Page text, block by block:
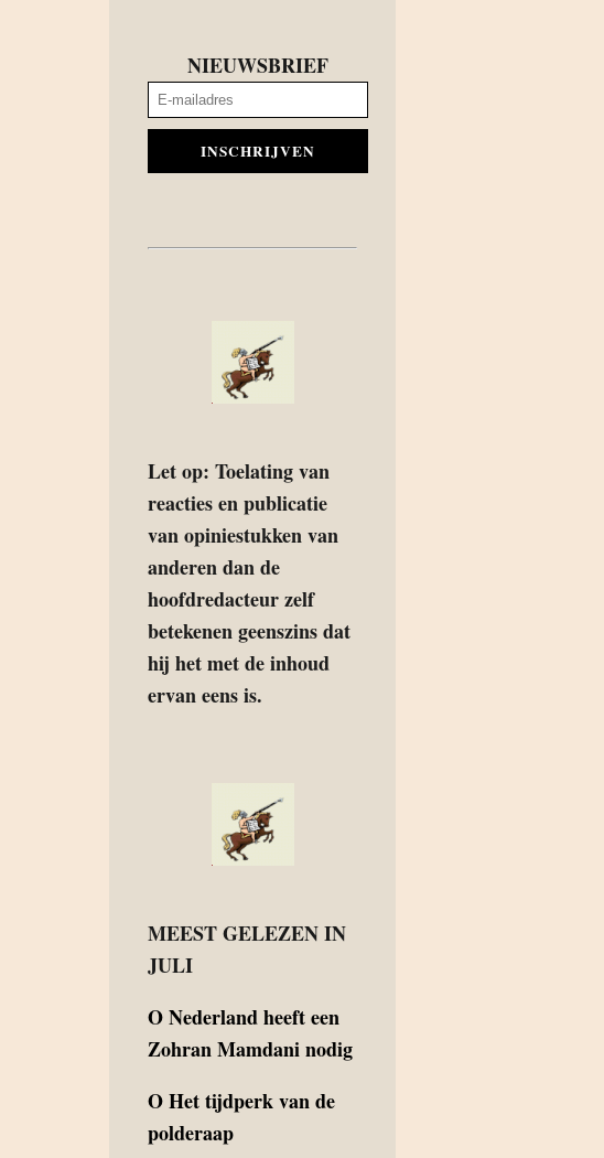
NIEUWSBRIEF
INSCHRIJVEN
Let op: Toelating van
reacties en publicatie
van opiniestukken van
anderen dan de
hoofdredacteur zelf
betekenen geenszins dat
hij het met de inhoud
ervan eens is.
MEEST GELEZEN IN
JULI
ONederland heeft een
Zohran Mamdani nodig
OHet tijdperk van de
polderaap